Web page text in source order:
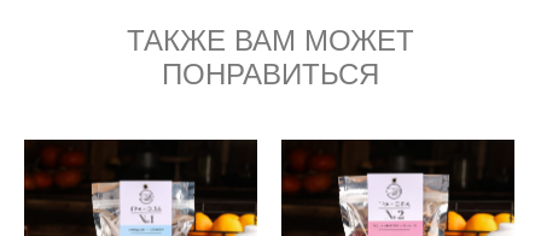
ТАКЖЕ ВАМ МОЖЕТ
ПОНРАВИТЬСЯ